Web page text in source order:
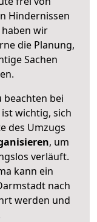
Hindernissen
haben wir
die Planung,
Sachen
beachten bei
wichtig, sich
des Umzugs
, um
verläuft.
kann ein
nach
werden und